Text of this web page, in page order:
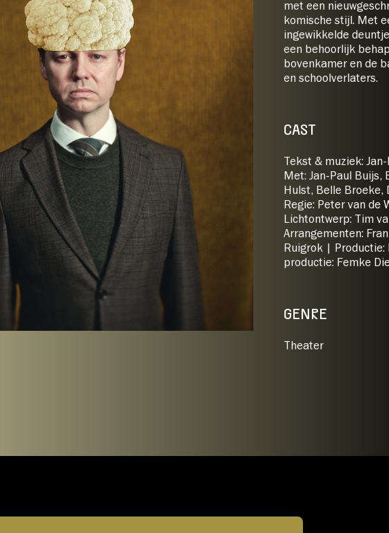
met een
komische stijl. Met
ingewikkelde
een behoorlijk
bovenkamer en de
en schoolverlaters.
CAST
Tekst & muziek:
Met: Jan-Paul Buijs,
Hulst, Belle Broeke,
Regie: Peter van de
Lichtontwerp: Tim
Arrangementen:
Ruigrok | Productie:
productie: Femke
GENRE
Theater